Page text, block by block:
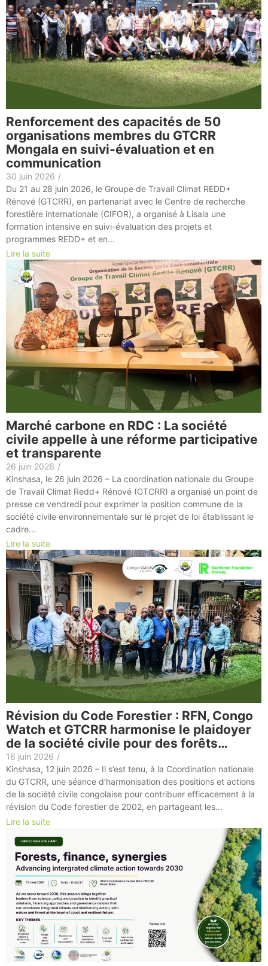
Renforcement des capacités de 50
organisations membres du GTCRR
Mongala en suivi-évaluation et en
communication
30 juin 2026 /
Du 21 au 28 juin 2026, le Groupe de Travail Climat REDD+
Rénové (GTCRR), en partenariat avec le Centre de recherche
forestière internationale (CIFOR), a organisé à Lisala une
formation intensive en suivi-évaluation des projets et
programmes REDD+ et en...
Lire la suite
Marché carbone en RDC : La société
civile appelle à une réforme participative
et transparente
26 juin 2026 /
Kinshasa, le 26 juin 2026 – La coordination nationale du Groupe
de Travail Climat Redd+ Rénové (GTCRR) a organisé un point de
presse ce vendredi pour exprimer la position commune de la
société civile environnementale sur le projet de loi établissant le
cadre...
Lire la suite
Révision du Code Forestier : RFN, Congo
Watch et GTCRR harmonise le plaidoyer
de la société civile pour des forêts…
16 juin 2026 /
Kinshasa, 12 juin 2026 – Il s’est tenu, à la Coordination nationale
du GTCRR, une séance d’harmonisation des positions et actions
de la société civile congolaise pour contribuer efficacement à la
révision du Code forestier de 2002, en partageant les...
Lire la suite